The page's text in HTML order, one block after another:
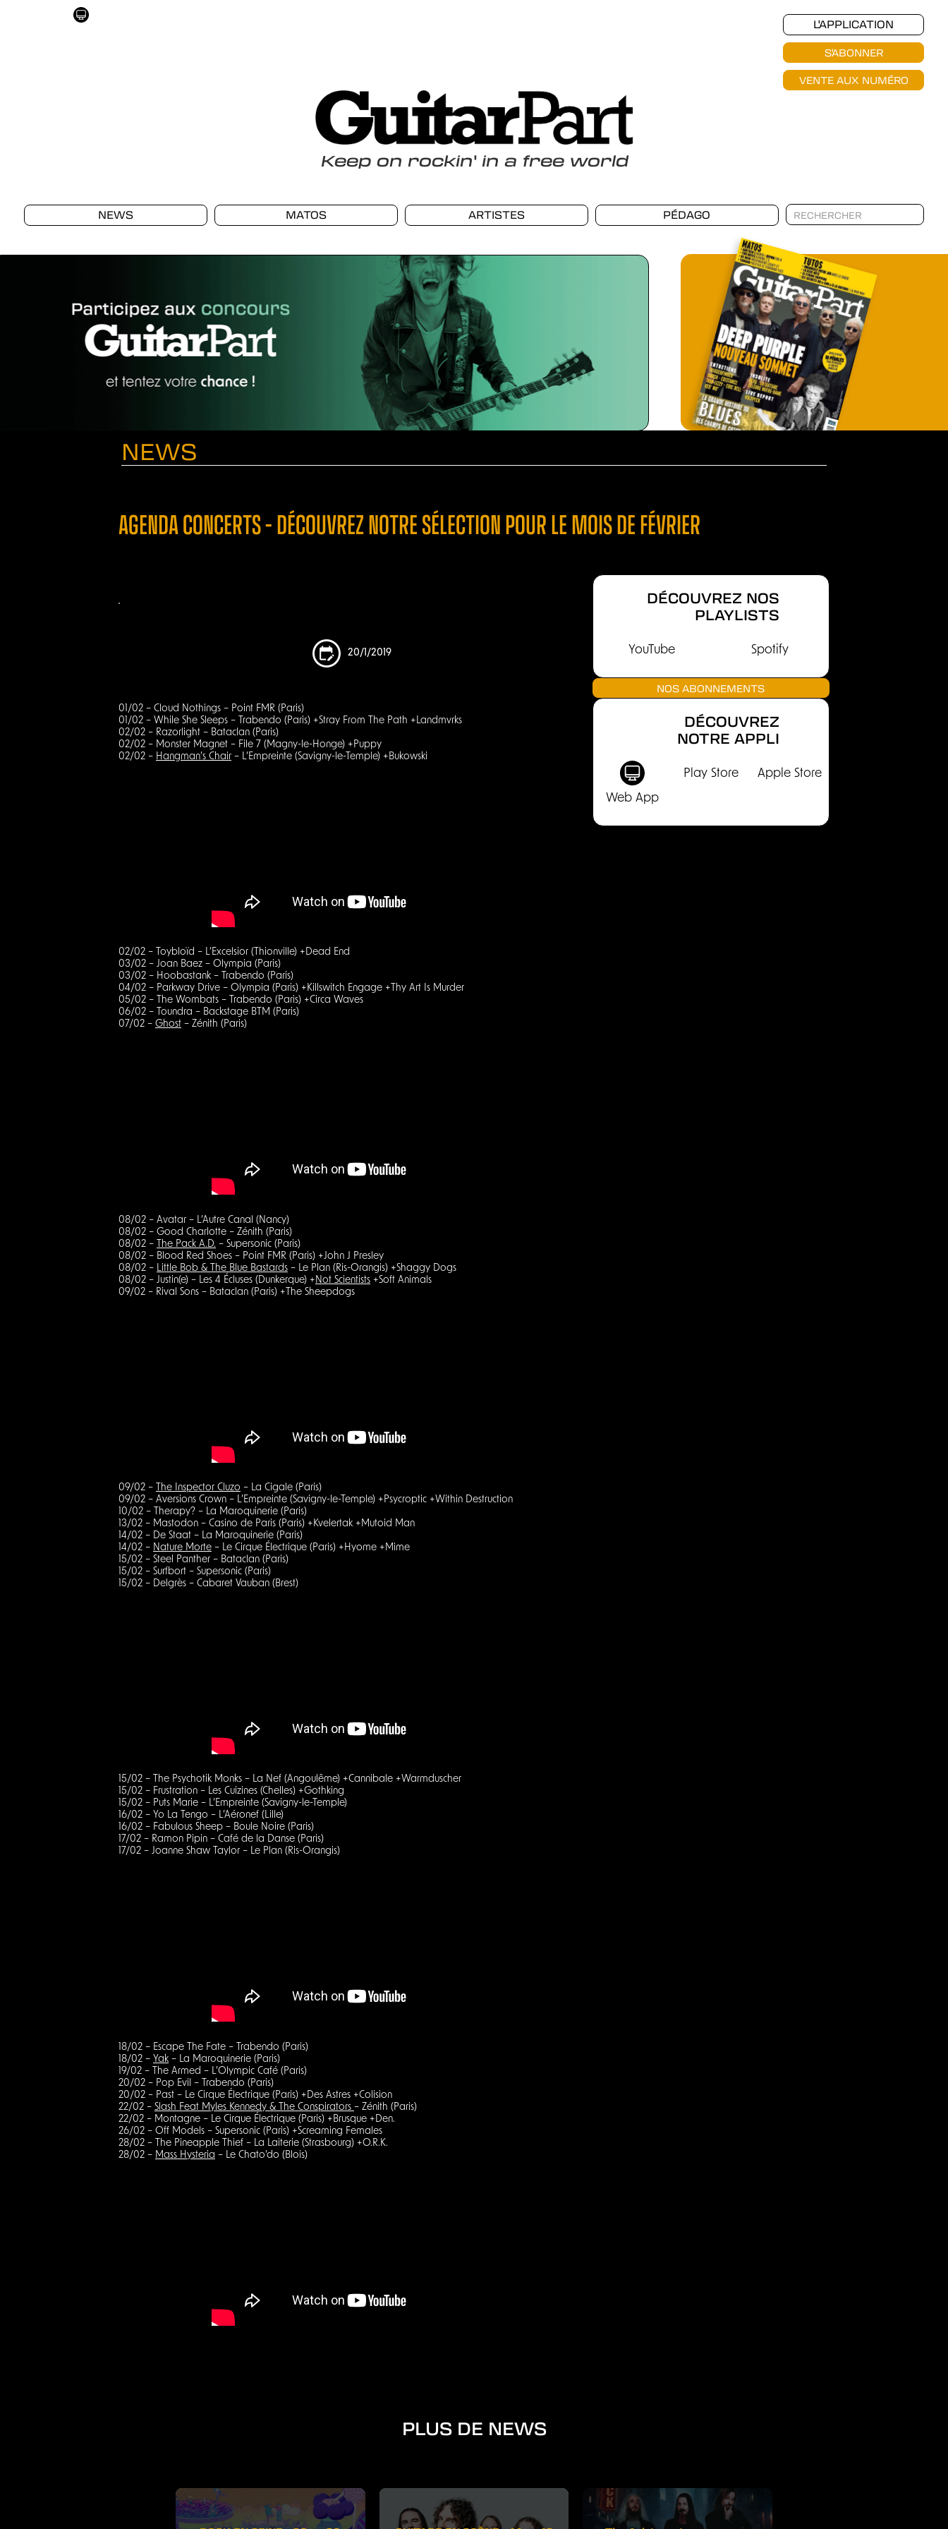
L'APPLICATION
S'ABONNER
VENTE AUX NUMÉRO
Keepon rockin' in a free world
NEWS MATOS ARTISTES PÉDAGO
NEWS
AGENDA CONCERTS – DÉCOUVREZ NOTRE SÉLECTION POUR LE MOIS DE FÉVRIER
20/1/2019
01/02 – Cloud Nothings – Point FMR (Paris)
01/02 – While She Sleeps – Trabendo (Paris) +Stray From The Path +Landmvrks
02/02 – Razorlight – Bataclan (Paris)
02/02 – Monster Magnet – File 7 (Magny-le-Honge) +Puppy
02/02 – Hangman’s Chair – L’Empreinte (Savigny-le-Temple) +Bukowski
02/02 – Toybloïd – L’Excelsior (Thionville) +Dead End
03/02 – Joan Baez – Olympia (Paris)
03/02 – Hoobastank – Trabendo (Paris)
04/02 – Parkway Drive – Olympia (Paris) +Killswitch Engage +Thy Art Is Murder
05/02 – The Wombats – Trabendo (Paris) +Circa Waves
06/02 – Toundra – Backstage BTM (Paris)
07/02 – Ghost – Zénith (Paris)
08/02 – Avatar – L’Autre Canal (Nancy)
08/02 – Good Charlotte – Zénith (Paris)
08/02 –
The Pack A.D. – Supersonic (Paris)
08/02 – Blood Red Shoes – Point FMR (Paris) +John J Presley
08/02 – Little Bob & The Blue Bastards – Le Plan (Ris-Orangis) +Shaggy Dogs
08/02 – Justin(e) – Les 4 Écluses (Dunkerque) + Not Scientists +Soft Animals
09/02 – Rival Sons – Bataclan (Paris) +The Sheepdogs
09/02 – The Inspector Cluzo – La Cigale (Paris)
09/02 – Aversions Crown – L’Empreinte (Savigny-le-Temple) +Psycroptic +Within Destruction
10/02 – Therapy? – La Maroquinerie (Paris)
13/02 – Mastodon – Casino de Paris (Paris) +Kvelertak +Mutoid Man
14/02 – De Staat – La Maroquinerie (Paris)
14/02 – Nature Morte – Le Cirque Électrique (Paris) +Hyome +Mime
15/02 – Steel Panther – Bataclan (Paris)
15/02 – Surfbort – Supersonic (Paris)
15/02 – Delgrès – Cabaret Vauban (Brest)
15/02 – The Psychotik Monks – La Nef (Angoulême) +Cannibale +Warmduscher
15/02 – Frustration – Les Cuizines (Chelles) +Gothking
15/02 – Puts Marie – L’Empreinte (Savigny-le-Temple)
16/02 – Yo La Tengo – L’Aéronef (Lille)
16/02 – Fabulous Sheep – Boule Noire (Paris)
17/02 – Ramon Pipin – Café de la Danse (Paris)
17/02 – Joanne Shaw Taylor – Le Plan (Ris-Orangis)
18/02 – Escape The Fate – Trabendo (Paris)
18/02 – Yak – La Maroquinerie (Paris)
19/02 – The Armed – L’Olympic Café (Paris)
20/02 – Pop Evil – Trabendo (Paris)
20/02 – Past – Le Cirque Électrique (Paris) +Des Astres +Colision
22/02 – Slash Feat Myles Kennedy & The Conspirators – Zénith (Paris)
22/02 – Montagne – Le Cirque Électrique (Paris) +Brusque +Den.
26/02 – Off Models – Supersonic (Paris) +Screaming Females
28/02 – The Pineapple Thief – La Laiterie (Strasbourg) +O.R.K.
28/02 – Mass Hysteria – Le Chato’do (Blois)
DÉCOUVREZ NOS
PLAYLISTS
YouTube Spotify
NOS ABONNEMENTS
DÉCOUVREZ
NOTRE APPLI
Web App
Play Store Apple Store
PLUS DE NEWS